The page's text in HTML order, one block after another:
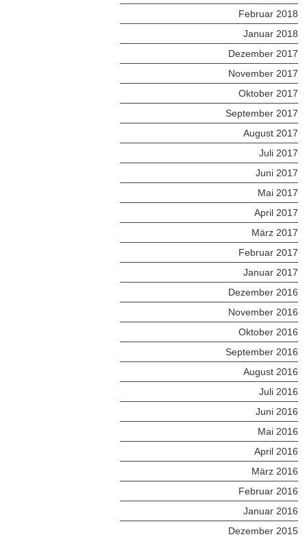
Februar 2018
Januar 2018
Dezember 2017
November 2017
Oktober 2017
September 2017
August 2017
Juli 2017
Juni 2017
Mai 2017
April 2017
März 2017
Februar 2017
Januar 2017
Dezember 2016
November 2016
Oktober 2016
September 2016
August 2016
Juli 2016
Juni 2016
Mai 2016
April 2016
März 2016
Februar 2016
Januar 2016
Dezember 2015